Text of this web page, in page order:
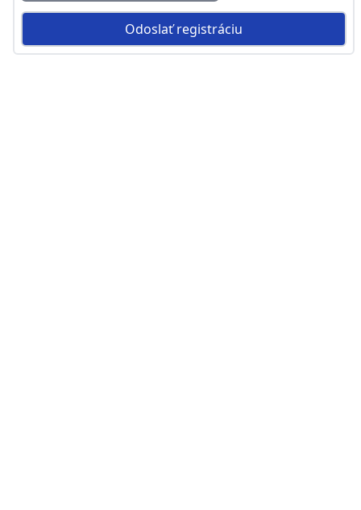
Odoslať registráciu